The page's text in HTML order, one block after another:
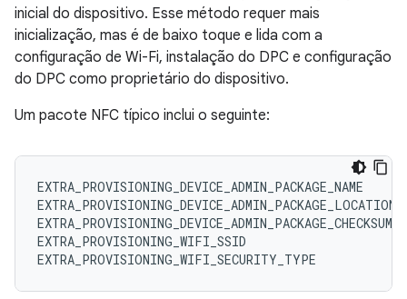
inicial do dispositivo. Esse método requer mais
inicialização, mas é de baixo toque e lida com a
configuração de Wi-Fi, instalação do DPC e configuração
do DPC como proprietário do dispositivo.
Um pacote NFC típico inclui o seguinte:
EXTRA_PROVISIONING_DEVICE_ADMIN_PACKAGE_NAME
EXTRA_PROVISIONING_DEVICE_ADMIN_PACKAGE_LOCATION
EXTRA_PROVISIONING_DEVICE_ADMIN_PACKAGE_CHECKSUM
EXTRA_PROVISIONING_WIFI_SSID
EXTRA_PROVISIONING_WIFI_SECURITY_TYPE